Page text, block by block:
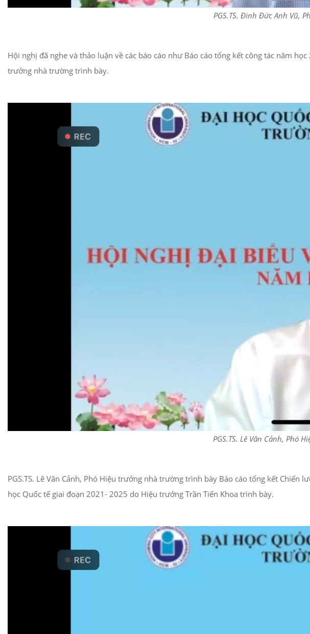
PGS.TS. Đinh Đức Anh Vũ,
Hội nghị đã nghe và thảo luận về các báo cáo như Báo cáo tổng kết công tác năm
trưởng nhà trường trình bày.
PGS.TS. Lê Văn Cảnh, Phó
PGS.TS. Lê Văn Cảnh, Phó Hiệu trưởng nhà trường trình bày Báo cáo tổng kết
học Quốc tế giai đoạn 2021- 2025 do Hiệu trưởng Trần Tiến Khoa trình bày.